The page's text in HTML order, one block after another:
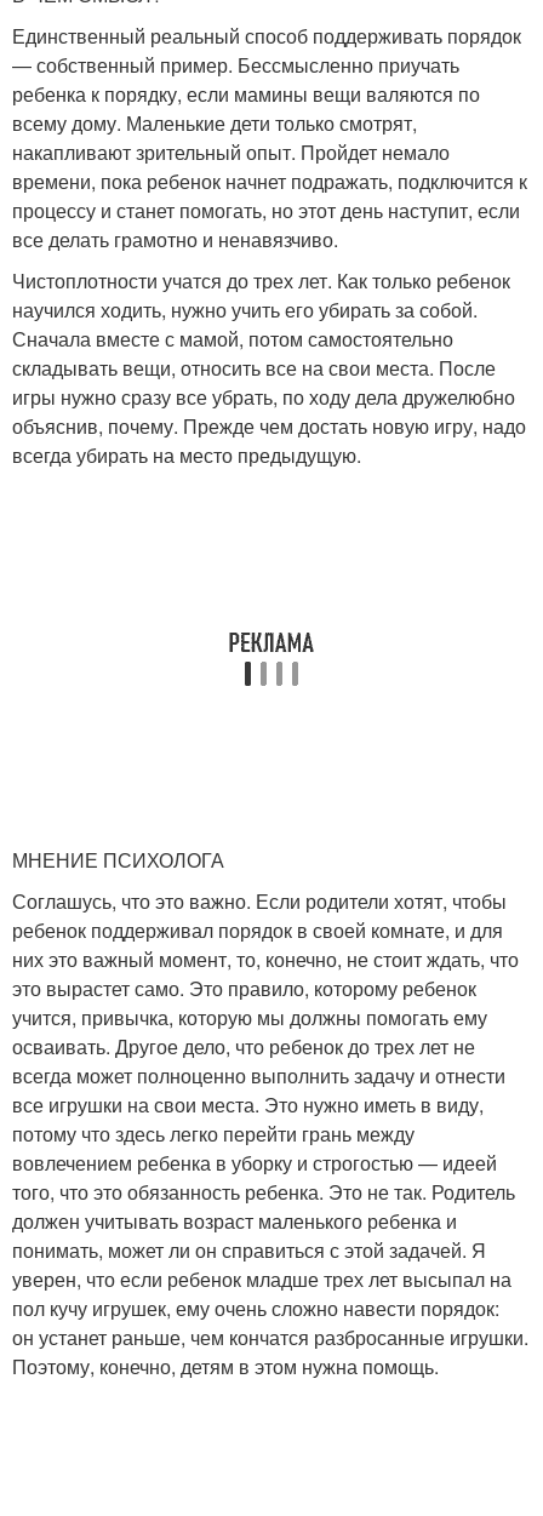
Единственный реальный способ поддерживать порядок
— собственный пример. Бессмысленно приучать
ребенка к порядку, если мамины вещи валяются по
всему дому. Маленькие дети только смотрят,
накапливают зрительный опыт. Пройдет немало
времени, пока ребенок начнет подражать, подключится к
процессу и станет помогать, но этот день наступит, если
все делать грамотно и ненавязчиво.
Чистоплотности учатся до трех лет. Как только ребенок
научился ходить, нужно учить его убирать за собой.
Сначала вместе с мамой, потом самостоятельно
складывать вещи, относить все на свои места. После
игры нужно сразу все убрать, по ходу дела дружелюбно
объяснив, почему. Прежде чем достать новую игру, надо
всегда убирать на место предыдущую.
МНЕНИЕ ПСИХОЛОГА
Соглашусь, что это важно. Если родители хотят, чтобы
ребенок поддерживал порядок в своей комнате, и для
них это важный момент, то, конечно, не стоит ждать, что
это вырастет само. Это правило, которому ребенок
учится, привычка, которую мы должны помогать ему
осваивать. Другое дело, что ребенок до трех лет не
всегда может полноценно выполнить задачу и отнести
все игрушки на свои места. Это нужно иметь в виду,
потому что здесь легко перейти грань между
вовлечением ребенка в уборку и строгостью — идеей
того, что это обязанность ребенка. Это не так. Родитель
должен учитывать возраст маленького ребенка и
понимать, может ли он справиться с этой задачей. Я
уверен, что если ребенок младше трех лет высыпал на
пол кучу игрушек, ему очень сложно навести порядок:
он устанет раньше, чем кончатся разбросанные игрушки.
Поэтому, конечно, детям в этом нужна помощь.